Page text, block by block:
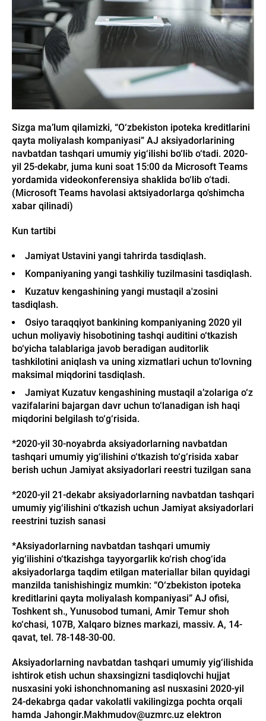
Sizga ma’lum qilamizki, “O‘zbekiston ipoteka kreditlarini
qayta moliyalash kompaniyasi” AJ aksiyadorlarining
navbatdan tashqari umumiy yig‘ilishi bo‘lib o‘tadi. 2020-
yil 25-dekabr, juma kuni soat 15:00 da Microsoft Teams
yordamida videokonferensiya shaklida bo‘lib o‘tadi.
(Microsoft Teams havolasi aktsiyadorlarga qo'shimcha
xabar qilinadi)
Kun tartibi
Jamiyat Ustavini yangi tahrirda tasdiqlash.
Kompaniyaning yangi tashkiliy tuzilmasini tasdiqlash.
Kuzatuv kengashining yangi mustaqil a'zosini
tasdiqlash.
Osiyo taraqqiyot bankining kompaniyaning 2020 yil
uchun moliyaviy hisobotining tashqi auditini o‘tkazish
bo‘yicha talablariga javob beradigan auditorlik
tashkilotini aniqlash va uning xizmatlari uchun to‘lovning
maksimal miqdorini tasdiqlash.
Jamiyat Kuzatuv kengashining mustaqil a’zolariga o‘z
vazifalarini bajargan davr uchun to‘lanadigan ish haqi
miqdorini belgilash to‘g‘risida.
*2020-yil 30-noyabrda aksiyadorlarning navbatdan
tashqari umumiy yig‘ilishini o‘tkazish to‘g‘risida xabar
berish uchun Jamiyat aksiyadorlari reestri tuzilgan sana
*2020-yil 21-dekabr aksiyadorlarning navbatdan tashqari
umumiy yig‘ilishini o‘tkazish uchun Jamiyat aksiyadorlari
reestrini tuzish sanasi
*Aksiyadorlarning navbatdan tashqari umumiy
yig‘ilishini o‘tkazishga tayyorgarlik ko‘rish chog‘ida
aksiyadorlarga taqdim etilgan materiallar bilan quyidagi
manzilda tanishishingiz mumkin: “O‘zbekiston ipoteka
kreditlarini qayta moliyalash kompaniyasi” AJ ofisi,
Toshkent sh., Yunusobod tumani, Amir Temur shoh
ko‘chasi, 107B, Xalqaro biznes markazi, massiv. A, 14-
qavat, tel. 78-148-30-00.
Aksiyadorlarning navbatdan tashqari umumiy yig‘ilishida
ishtirok etish uchun shaxsingizni tasdiqlovchi hujjat
nusxasini yoki ishonchnomaning asl nusxasini 2020-yil
24-dekabrga qadar vakolatli vakilingizga pochta orqali
hamda Jahongir.Makhmudov@uzmrc.uz elektron